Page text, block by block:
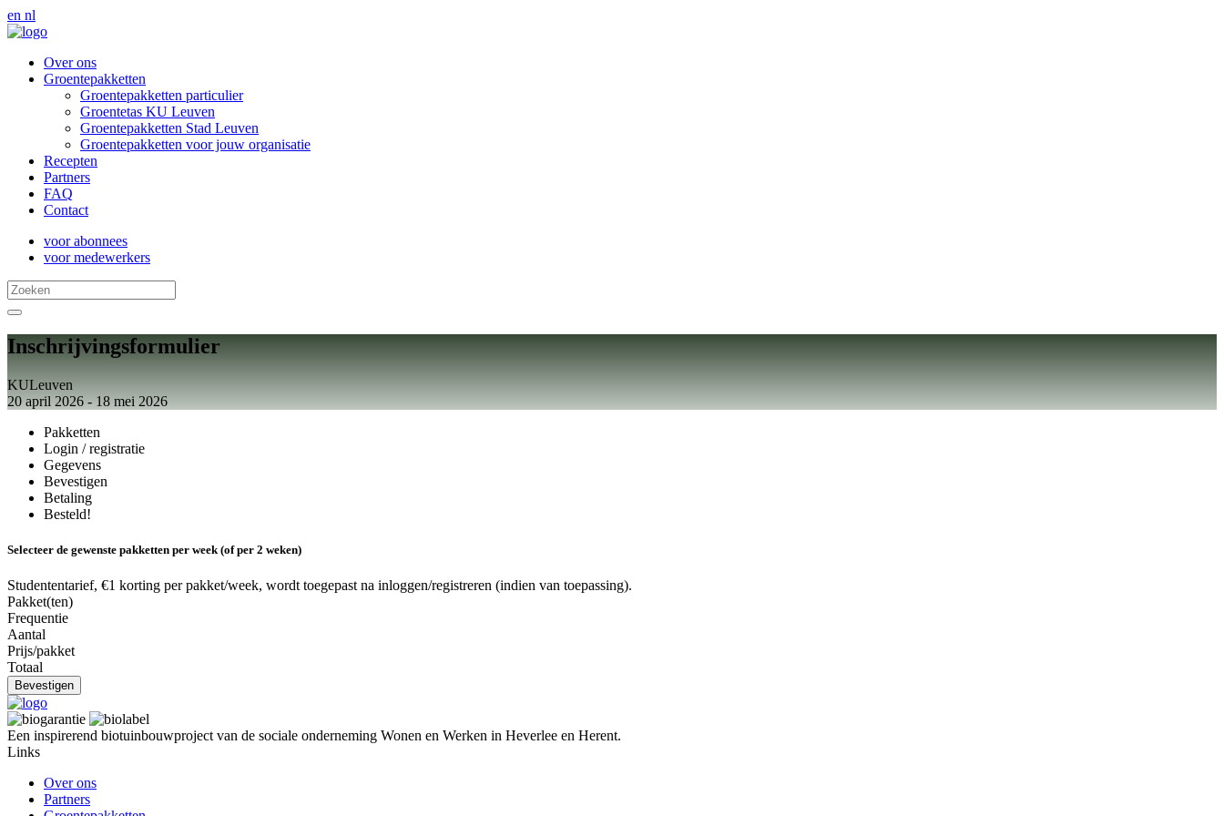
en nl
Over ons
Groentepakketten
Groentepakketten particulier
Groentetas KU Leuven
Groentepakketten Stad Leuven
Groentepakketten voor jouw organisatie
Recepten
Partners
FAQ
Contact
voor abonnees
voor medewerkers
Inschrijvingsformulier
KULeuven
20 april 2026 - 18 mei 2026
Pakketten
Login / registratie
Gegevens
Bevestigen
Betaling
Besteld!
Selecteer de gewenste pakketten per week (of per 2 weken)
Studententarief, €1 korting per pakket/week, wordt toegepast na inloggen/registreren (indien van toepassing).
Pakket(ten)
Frequentie
Aantal
Prijs/pakket
Totaal
Bevestigen
Een inspirerend biotuinbouwproject van de sociale onderneming Wonen en Werken in Heverlee en Herent.
Links
Over ons
Partners